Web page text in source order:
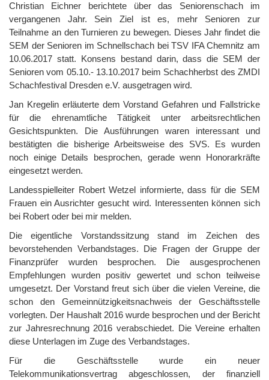
Christian Eichner berichtete über das Seniorenschach im
vergangenen Jahr. Sein Ziel ist es, mehr Senioren zur
Teilnahme an den Turnieren zu bewegen. Dieses Jahr findet die
SEM der Senioren im Schnellschach bei TSV IFA Chemnitz am
10.06.2017 statt. Konsens bestand darin, dass die SEM der
Senioren vom 05.10.- 13.10.2017 beim Schachherbst des ZMDI
Schachfestival Dresden e.V. ausgetragen wird.
Jan Kregelin erläuterte dem Vorstand Gefahren und Fallstricke
für die ehrenamtliche Tätigkeit unter arbeitsrechtlichen
Gesichtspunkten. Die Ausführungen waren interessant und
bestätigten die bisherige Arbeitsweise des SVS. Es wurden
noch einige Details besprochen, gerade wenn Honorarkräfte
eingesetzt werden.
Landesspielleiter Robert Wetzel informierte, dass für die SEM
Frauen ein Ausrichter gesucht wird. Interessenten können sich
bei Robert oder bei mir melden.
Die eigentliche Vorstandssitzung stand im Zeichen des
bevorstehenden Verbandstages. Die Fragen der Gruppe der
Finanzprüfer wurden besprochen. Die ausgesprochenen
Empfehlungen wurden positiv gewertet und schon teilweise
umgesetzt. Der Vorstand freut sich über die vielen Vereine, die
schon den Gemeinnützigkeitsnachweis der Geschäftsstelle
vorlegten. Der Haushalt 2016 wurde besprochen und der Bericht
zur Jahresrechnung 2016 verabschiedet. Die Vereine erhalten
diese Unterlagen im Zuge des Verbandstages.
Für die Geschäftsstelle wurde ein neuer
Telekommunikationsvertrag abgeschlossen, der finanziell